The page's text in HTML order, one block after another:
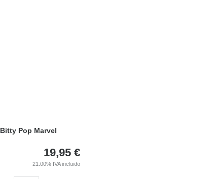
Bitty Pop Marvel
19,95 €
21.00% IVA incluido